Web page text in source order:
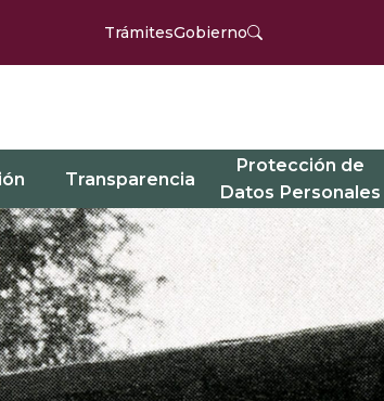
TrámitesGobierno
Transparencia
Protección de
Datos Personales